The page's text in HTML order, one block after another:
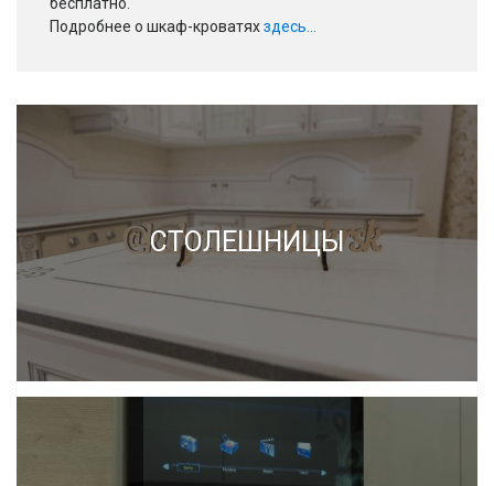
Подробнее о шкаф-кроватяхздесь...
СТОЛЕШНИЦЫ